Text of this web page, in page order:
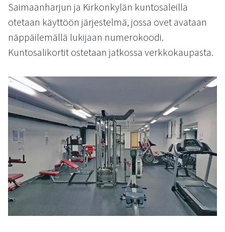
käyttäjät
voivat
käyttää
kosketus-
ja
Saimaanharjun ja Kirkonkylän kuntosaleilla
otetaan käyttöön järjestelmä, jossa ovet avataan
näppäilemällä lukijaan numerokoodi.
Kuntosalikortit ostetaan jatkossa verkkokaupasta.